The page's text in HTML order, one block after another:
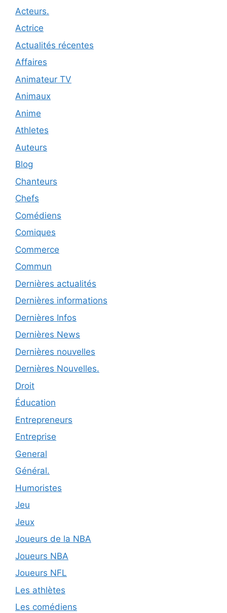
Acteurs.
Actrice
Actualités récentes
Affaires
Animateur TV
Animaux
Anime
Athletes
Auteurs
Blog
Chanteurs
Chefs
Comédiens
Comiques
Commerce
Commun
Dernières actualités
Dernières informations
Dernières Infos
Dernières News
Dernières nouvelles
Dernières Nouvelles.
Droit
Éducation
Entrepreneurs
Entreprise
General
Général.
Humoristes
Jeu
Jeux
Joueurs de la NBA
Joueurs NBA
Joueurs NFL
Les athlètes
Les comédiens